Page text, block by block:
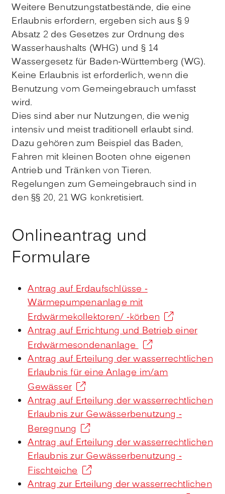
Weitere Benutzungstatbestände, die eine
Erlaubnis erfordern, ergeben sich aus § 9
Absatz 2 des Gesetzes zur Ordnung des
Wasserhaushalts (WHG) und § 14
Wassergesetz für Baden-Württemberg (WG).
Keine Erlaubnis ist erforderlich, wenn die
Benutzung vom Gemeingebrauch umfasst
wird.
Dies sind aber nur Nutzungen, die wenig
intensiv und meist traditionell erlaubt sind.
Dazu gehören zum Beispiel das Baden,
Fahren mit kleinen Booten ohne eigenen
Antrieb und Tränken von Tieren.
Regelungen zum Gemeingebrauch sind in
den §§ 20, 21 WG konkretisiert.
Onlineantrag und
Formulare
Antrag auf Erdaufschlüsse -
Wärmepumpenanlage mit
Erdwärmekollektoren/ -körben
Antrag auf Errichtung und Betrieb einer
Erdwärmesondenanlage
Antrag auf Erteilung der wasserrechtlichen
Erlaubnis für eine Anlage im/am
Gewässer
Antrag auf Erteilung der wasserrechtlichen
Erlaubnis zur Gewässerbenutzung -
Beregnung
Antrag auf Erteilung der wasserrechtlichen
Erlaubnis zur Gewässerbenutzung -
Fischteiche
Antrag zur Erteilung der wasserrechtlichen